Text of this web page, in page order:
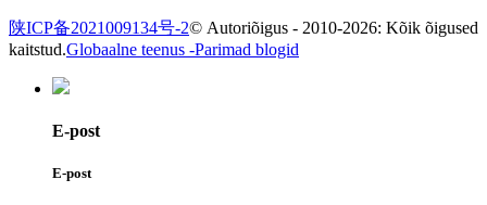
陕ICP备2021009134号-2© Autoriõigus - 2010-2026: Kõik õigused
kaitstud.Globaalne teenus -Parimad blogid
E-post
E-post